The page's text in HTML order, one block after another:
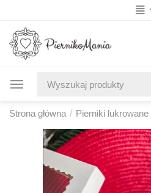
Strona główna / Pierniki lukrowane